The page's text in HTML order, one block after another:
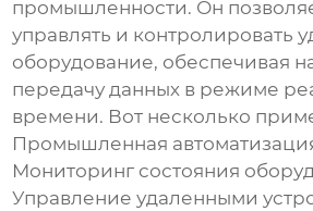
промышленности. Он
управлять и контролировать
оборудование, обеспечивая
передачу данных в режиме
времени. Вот несколько
Промышленная
Мониторинг состояния
Управление удаленными